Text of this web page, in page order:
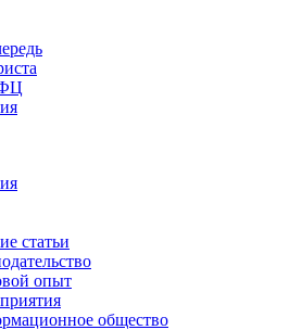
статьи
опыт
общество